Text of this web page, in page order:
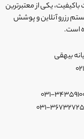
یکی از معتبرترین
رزرو آنلاین و پوشش
است.
بیهقی